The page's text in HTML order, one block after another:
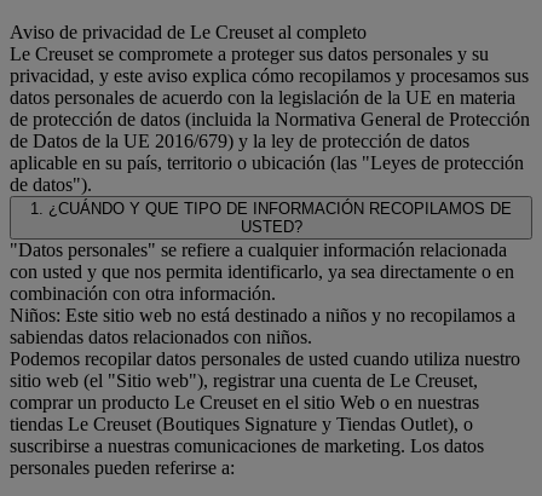
Aviso de privacidad de Le Creuset al completo
Le Creuset se compromete a proteger sus datos personales y su
privacidad, y este aviso explica cómo recopilamos y procesamos sus
datos personales de acuerdo con la legislación de la UE en materia
de protección de datos (incluida la Normativa General de Protección
de Datos de la UE 2016/679) y la ley de protección de datos
aplicable en su país, territorio o ubicación (las "Leyes de protección
de datos").
1. ¿CUÁNDO Y QUE TIPO DE INFORMACIÓN RECOPILAMOS DE
USTED?
"Datos personales" se refiere a cualquier información relacionada
con usted y que nos permita identificarlo, ya sea directamente o en
combinación con otra información.
Niños: Este sitio web no está destinado a niños y no recopilamos a
sabiendas datos relacionados con niños.
Podemos recopilar datos personales de usted cuando utiliza nuestro
sitio web (el "Sitio web"), registrar una cuenta de Le Creuset,
comprar un producto Le Creuset en el sitio Web o en nuestras
tiendas Le Creuset (Boutiques Signature y Tiendas Outlet), o
suscribirse a nuestras comunicaciones de marketing. Los datos
personales pueden referirse a: